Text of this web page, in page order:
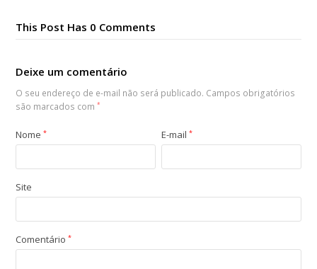
This Post Has 0 Comments
Deixe um comentário
O seu endereço de e-mail não será publicado. Campos obrigatórios
são marcados com*
Nome* E-mail*
Site
Comentário*